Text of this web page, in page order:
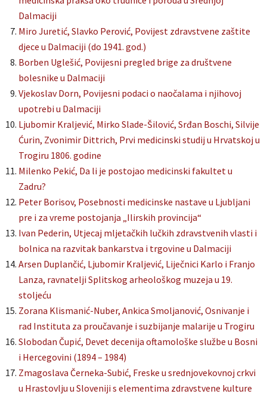
Dalmaciji
Miro Juretić, Slavko Perović, Povijest zdravstvene zaštite
djece u Dalmaciji (do 1941. god.)
Borben Uglešić, Povijesni pregled brige za društvene
bolesnike u Dalmaciji
Vjekoslav Dorn, Povijesni podaci o naočalama i njihovoj
upotrebi u Dalmaciji
Ljubomir Kraljević, Mirko Slade-Šilović, Srđan Boschi, Silvije
Ćurin, Zvonimir Dittrich, Prvi medicinski studij u Hrvatskoj u
Trogiru 1806. godine
Milenko Pekić, Da li je postojao medicinski fakultet u
Zadru?
Peter Borisov, Posebnosti medicinske nastave u Ljubljani
pre i za vreme postojanja „Ilirskih provincija“
Ivan Pederin, Utjecaj mljetačkih lučkih zdravstvenih vlasti i
bolnica na razvitak bankarstva i trgovine u Dalmaciji
Arsen Duplančić, Ljubomir Kraljević, Liječnici Karlo i Franjo
Lanza, ravnatelji Splitskog arheološkog muzeja u 19.
stoljeću
Zorana Klismanić-Nuber, Ankica Smoljanović, Osnivanje i
rad Instituta za proučavanje i suzbijanje malarije u Trogiru
Slobodan Čupić, Devet decenija oftamološke službe u Bosni
i Hercegovini (1894 – 1984)
Zmagoslava Černeka-Subić, Freske u srednjovekovnoj crkvi
u Hrastovlju u Sloveniji s elementima zdravstvene kulture